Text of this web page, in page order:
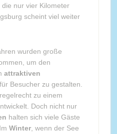
nur vier Kilometer
scheint viel weiter
wurden große
um den
attraktiven
Besucher zu gestalten.
zu einem
Doch nicht nur
halten sich viele Gäste
Winter, wenn der See